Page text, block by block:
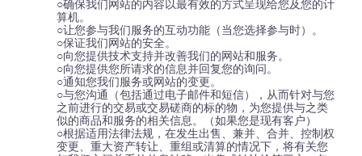
○确保我们网站的内容以最有效的方式呈现给您及您的计
算机。
○让您参与我们服务的互动功能（当您选择参与时）。
○保证我们网站的安全。
○向您提供技术支持并改善我们的网站和服务。
○向您提供您所请求的信息并回复您的询问。
○通知您我们服务或网站的变更。
○与您沟通（包括通过电子邮件和短信），从而针对与您
之前进行的交易或交易磋商的标的物，为您提供与之类
似的商品和服务的相关信息。（如果您是现有客户）
○根据适用法律法规，在发生出售、兼并、合并、控制权
变更、重大资产转让、重组或清算的情况下，将有关您